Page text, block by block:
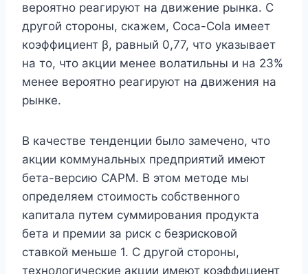
вероятно реагируют на движение рынка. С
другой стороны, скажем, Coca-Cola имеет
коэффициент β, равный 0,77, что указывает
на то, что акции менее волатильны и на 23%
менее вероятно реагируют на движения на
рынке.
В качестве тенденции было замечено, что
акции коммунальных предприятий имеют
бета-версию CAPM. В этом методе мы
определяем стоимость собственного
капитала путем суммирования продукта
бета и премии за риск с безрисковой
ставкой меньше 1. С другой стороны,
технологические акции имеют коэффициент